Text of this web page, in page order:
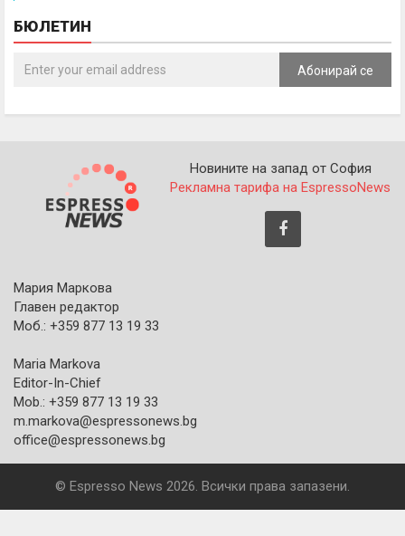
БЮЛЕТИН
Абонирай се
Новините на запад от София
Рекламна тарифа на EspressoNews
Мария Маркова
Главен редактор
Моб.: +359 877 13 19 33
Maria Markova
Editor-In-Chief
Mob.: +359 877 13 19 33
m.markova@espressonews.bg
office@espressonews.bg
© Espresso News 2026. Всички права запазени.